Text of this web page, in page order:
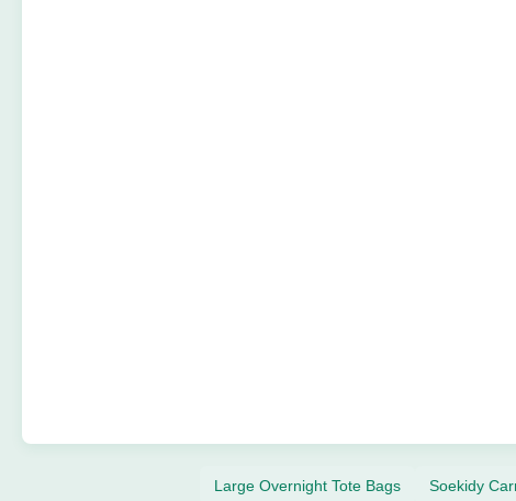
Soekidy
Large Overnight Tote Bags